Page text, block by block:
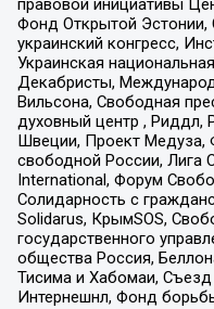
правовой инициативы
Фонд Открытой Эстонии,
украинский конгресс,
Украинская
Декабристы,
Вильсона, Свободная
духовный центр , Риддл,
Швеции, Проект Медуза,
свободной России, Лига
International, Форум
Солидарность с
Solidarus, КрымSOS,
государственного
общества Россия,
Тисима и Хабомаи,
Интернешнл, Фонд